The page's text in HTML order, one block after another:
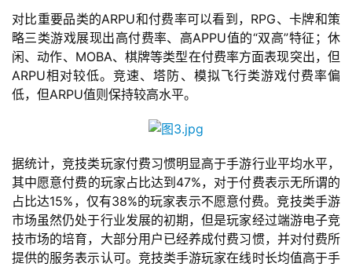
戏
业
界
手
单
机
游
戏
对比重要品类的ARPU和付费率可以看到，RPG、卡牌和策
略三类游戏展现出高付费率、高APPU值的“双高”特征；休
闲、动作、MOBA、棋牌等类型在付费率方面表现突出，但
ARPU相对较低。竞速、塔防、模拟飞行类游戏付费率偏
低，但ARPU值则保持较高水平。
据统计，竞技类玩家付费习惯明显高于手游行业平均水平，
其中愿意付费的玩家占比达到47%，对于付费表示无所谓的
占比达15%，仅有38%的玩家表示不愿意付费。竞技类手游
市场虽然仍处于行业发展的初期，但是玩家经过端游电子竞
技市场的培育，大部分用户已经养成付费习惯，并对付费所
提供的服务表示认可。竞技类手游玩家在线时长均值高于手